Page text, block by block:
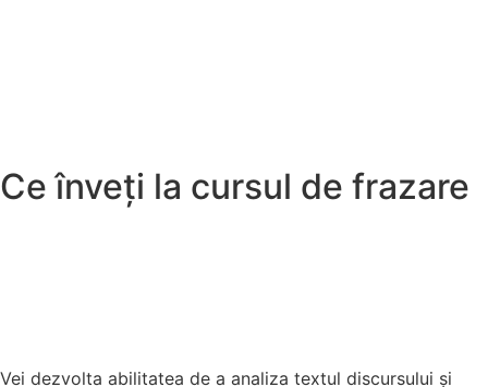
Ce înveți la cursul de frazare
Vei dezvolta abilitatea de a analiza textul discursului și